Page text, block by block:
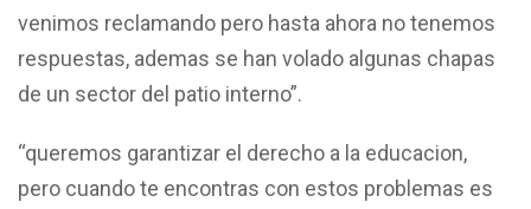
venimos reclamando pero hasta ahora no tenemos
respuestas, ademas se han volado algunas chapas
de un sector del patio interno”.
“queremos garantizar el derecho a la educacion,
pero cuando te encontras con estos problemas es